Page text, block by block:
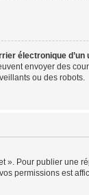
électronique d’un
envoyer des
ou des robots.
Pour publier une
permissions est